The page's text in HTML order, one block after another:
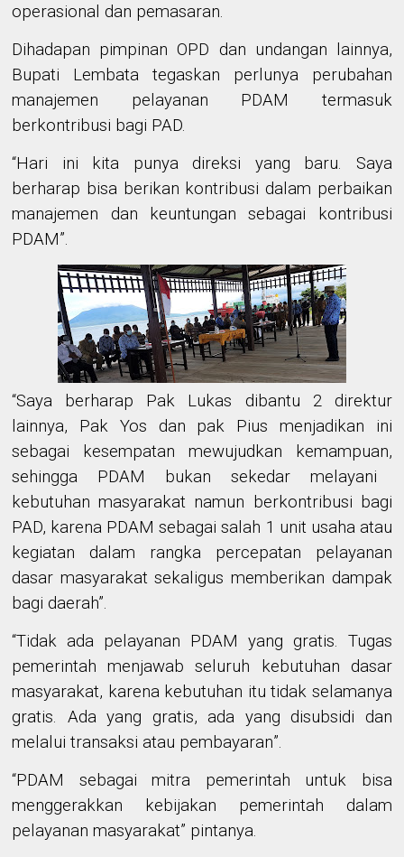
operasional dan pemasaran.
Dihadapan pimpinan OPD dan undangan lainnya,
Bupati Lembata tegaskan perlunya perubahan
manajemen pelayanan PDAM termasuk
berkontribusi bagi PAD.
“Hari ini kita punya direksi yang baru. Saya
berharap bisa berikan kontribusi dalam perbaikan
manajemen dan keuntungan sebagai kontribusi
PDAM”.
“Saya berharap Pak Lukas dibantu 2 direktur
lainnya, Pak Yos dan pak Pius menjadikan ini
sebagai kesempatan mewujudkan kemampuan,
sehingga PDAM bukan sekedar melayani
kebutuhan masyarakat namun berkontribusi bagi
PAD, karena PDAM sebagai salah 1 unit usaha atau
kegiatan dalam rangka percepatan pelayanan
dasar masyarakat sekaligus memberikan dampak
bagi daerah”.
“Tidak ada pelayanan PDAM yang gratis. Tugas
pemerintah menjawab seluruh kebutuhan dasar
masyarakat, karena kebutuhan itu tidak selamanya
gratis. Ada yang gratis, ada yang disubsidi dan
melalui transaksi atau pembayaran”.
“PDAM sebagai mitra pemerintah untuk bisa
menggerakkan kebijakan pemerintah dalam
pelayanan masyarakat” pintanya.